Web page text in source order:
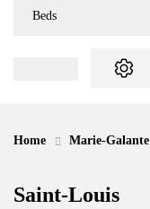
Beds
Home Marie-Galante
Saint-Louis